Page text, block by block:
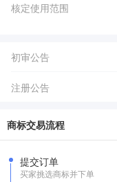
核定使用范围
初审公告
注册公告
商标交易流程
提交订单
买家挑选商标并下单